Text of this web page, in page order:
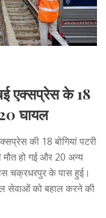
एक्सप्रेस के 18
घायल
की 18 बोगियां पटरी
मौत हो गई और 20 अन्य
चक्रधरपुर के पास हुई।
सेवाओं को बहाल करने की